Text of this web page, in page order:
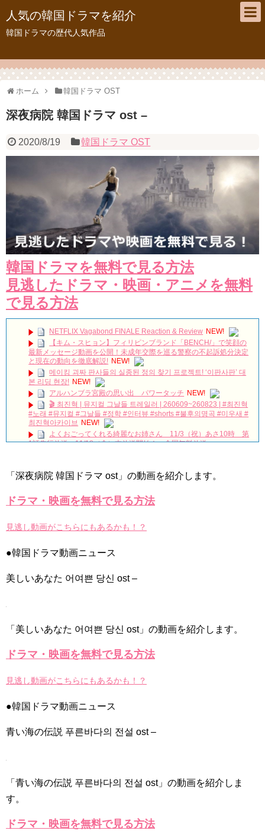
人気の韓国ドラマを紹介
韓国ドラマの歴代人気作品
ホーム 韓国ドラマ OST
深夜病院 韓国ドラマ ost –
2020/8/19 韓国ドラマ OST
韓国ドラマを無料で見る方法
見逃したドラマ・映画・アニメを無料
で見る方法
NETFLIX Vagabond FINALE Reaction & Review NEW!
【キム・スヒョン】フィリピンブランド「BENCH/」で笑顔の
最新メッセージ動画を公開！未成年交際を巡る警察の不起訴処分決定
と現在の動向を徹底解説! NEW!
메이킹 괴짜 판사들의 실종된 정의 찾기 프로젝트! ‘이판사판’ 대
본 리딩 현장! NEW!
アルハンブラ宮殿の思い出 パワータッチ NEW!
🎬 최진혁 | 뮤지컬 그날들 트레일러 | 260609~260823 | #최진혁
#노래 #뮤지컬 #그날들 #정학 #인터뷰 #shorts #불후의명곡 #미우새 #
최진혁아카이브 NEW!
よくおごってくれる綺麗なお姉さん 11/3（祝）あさ10時 第
1話先行放送 11/18（金）本放送開始！ 全国無料放送
[엔터라이브] 영화 '시스터' 진성문X차주영X정지소X이수혁
女優ソン・ソンミ、夫の葬儀を終え「帰ってきたポク・ダン
ジ」の撮影に復帰へ NEW!
ヒョンビン＆ソン・イェジン、今度は米国で目撃談…息子とデ
🥺❤️‍🩹#100daysmyprince #hansohee #kimjaeyoung
#dokyungsoo #namjihyun
ダ）」の意味・使い方について
について
HSF(126)-윤균상 서울숲 벤치 (YUN Kyunsang)(4)September::
ユン・ギュンサン主演「潜入弁護人」第1回特別公開！
언니&#39; (ft. 도여니의 학창시절) | 편 먹고 갈래요? 밥블레스유 2
ソン・ヘギョ – ソンヘギョ キスまとめ
ハン・ヘジン 한혜진 – Still We (여전히 우리는)
チョ・ヒョンジェ 조현재 九尾狐外伝 制作発表会
レンタル開始！
「深夜病院 韓国ドラマ ost」の動画を紹介します。
ドラマ・映画を無料で見る方法
見逃し動画がこちらにもあるかも！？
●韓国ドラマ動画ニュース
美しいあなた 어여쁜 당신 ost –
「美しいあなた 어여쁜 당신 ost」の動画を紹介します。
ドラマ・映画を無料で見る方法
見逃し動画がこちらにもあるかも！？
●韓国ドラマ動画ニュース
青い海の伝説 푸른바다의 전설 ost –
「青い海の伝説 푸른바다의 전설 ost」の動画を紹介しま
す。
ドラマ・映画を無料で見る方法